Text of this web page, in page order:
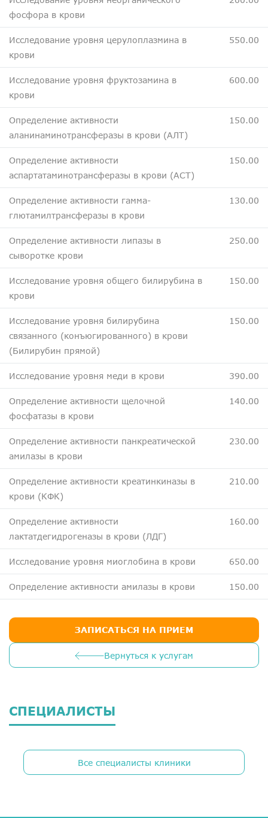
фосфора в крови
Исследование уровня церулоплазмина в
крови
550.00
Исследование уровня фруктозамина в
крови
600.00
Определение активности
аланинаминотрансферазы в крови (АЛТ)
150.00
Определение активности
аспартатаминотрансферазы в крови (АСТ)
150.00
Определение активности гамма-
глютамилтрансферазы в крови
130.00
Определение активности липазы в
сыворотке крови
250.00
Исследование уровня общего билирубина в
крови
150.00
Исследование уровня билирубина
связанного (конъюгированного) в крови
(Билирубин прямой)
150.00
Исследование уровня меди в крови 390.00
Определение активности щелочной
фосфатазы в крови
140.00
Определение активности панкреатической
амилазы в крови
230.00
Определение активности креатинкиназы в
крови (КФК)
210.00
Определение активности
лактатдегидрогеназы в крови (ЛДГ)
160.00
Исследование уровня миоглобина в крови 650.00
Определение активности амилазы в крови 150.00
Вернуться к услугам
ЗАПИСАТЬСЯ НА ПРИЕМ
СПЕЦИАЛИСТЫ
Все специалисты клиники